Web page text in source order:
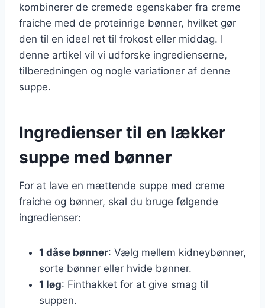
kombinerer de cremede egenskaber fra creme
fraiche med de proteinrige bønner, hvilket gør
den til en ideel ret til frokost eller middag. I
denne artikel vil vi udforske ingredienserne,
tilberedningen og nogle variationer af denne
suppe.
Ingredienser til en lækker
suppe med bønner
For at lave en mættende suppe med creme
fraiche og bønner, skal du bruge følgende
ingredienser:
1 dåse bønner: Vælg mellem kidneybønner,
sorte bønner eller hvide bønner.
1 løg: Finthakket for at give smag til
suppen.